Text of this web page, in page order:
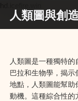
人類圖與創
人類圖是一種獨特
巴拉和生物學，揭
地點，人類圖能幫
動機。這種綜合性的